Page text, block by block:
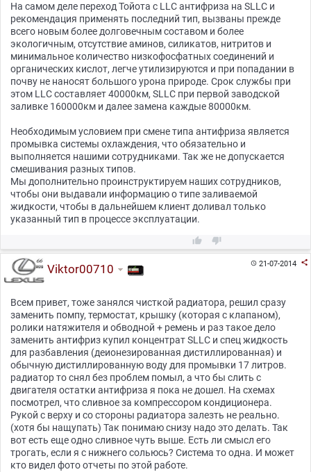
На самом деле переход Тойота с LLC антифриза на SLLC и
рекомендация применять последний тип, вызваны прежде
всего новым более долговечным составом и более
экологичным, отсутствие аминов, силикатов, нитритов и
минимальное количество низкофосфатных соединений и
органических кислот, легче утилизируются и при попадании в
почву не наносят большого урона природе. Срок службы при
этом LLC составляет 40000км, SLLC при первой заводской
заливке 160000км и далее замена каждые 80000км.
Необходимым условием при смене типа антифриза является
промывка системы охлаждения, что обязательно и
выполняется нашими сотрудниками. Так же не допускается
смешивания разных типов.
Мы дополнительно проинструктируем наших сотрудников,
чтобы они выдавали информацию о типе заливаемой
жидкости, чтобы в дальнейшем клиент доливал только
указанный тип в процессе эксплуатации.
 
21-07-2014 
Viktor00710
Всем привет, тоже занялся чисткой радиатора, решил сразу
заменить помпу, термостат, крышку (которая с клапаном),
ролики натяжителя и обводной + ремень и раз такое дело
заменить антифриз купил концентрат SLLC и спец жидкость
для разбавления (деионезированная дистиллированная) и
обычную дистиллированную воду для промывки 17 литров.
радиатор то снял без проблем помыл, а что бы слить с
двигателя остатки антифриза я пока не дошел. На схемах
посмотрел, что сливное за компрессором кондиционера.
Рукой с верху и со стороны радиатора залезть не реально.
(хотя бы нащупать) Так понимаю снизу надо это делать. Так
вот есть еще одно сливное чуть выше. Есть ли смысл его
трогать, если я с нижнего сольюсь? Система то одна. И может
кто видел фото отчеты по этой работе.